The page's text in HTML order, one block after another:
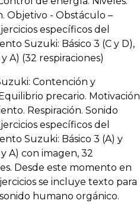
Objetivo - Obstáculo –
específicos del
Suzuki: Básico 3 (C y D),
A) (32 respiraciones)
Contención y
precario. Motivación
Respiración. Sonido
específicos del
Suzuki: Básico 3 (A) y
A) con imagen, 32
Desde este momento en
se incluye texto para
humano orgánico.